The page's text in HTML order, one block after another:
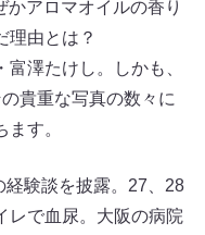
アロマオイルの香り
理由とは？
澤たけし。しかも、
貴重な写真の数々に
す。
経験談を披露。27、28
レで血尿。大阪の病院